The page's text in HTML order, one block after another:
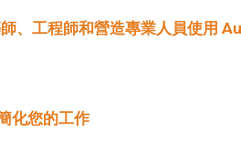
、工程師和營造專業人員使用
化您的工作